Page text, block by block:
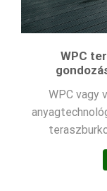
WPC
WPC vagy